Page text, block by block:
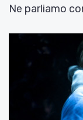
Ne parliamo